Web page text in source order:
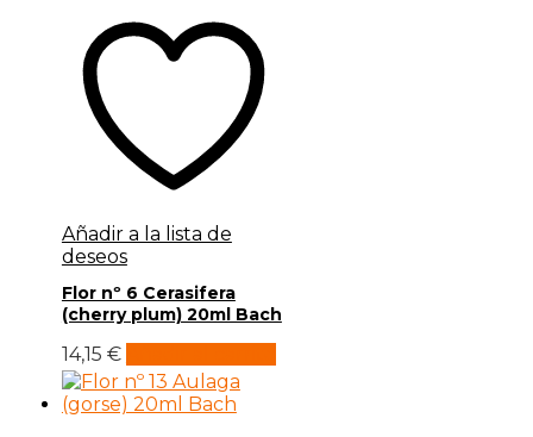
Añadir a la lista de
deseos
Flor nº 6 Cerasifera
(cherry plum) 20ml Bach
14,15 €